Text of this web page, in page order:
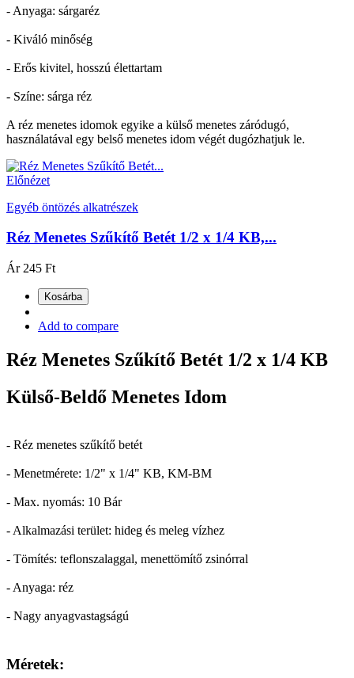
- Anyaga: sárgaréz
- Kiváló minőség
- Erős kivitel, hosszú élettartam
- Színe: sárga réz
A réz menetes idomok egyike a külső menetes záródugó,
használatával egy belső menetes idom végét dugózhatjuk le.
Előnézet
Egyéb öntözés alkatrészek
Réz Menetes Szűkítő Betét 1/2 x 1/4 KB,...
Ár 245 Ft
Kosárba
Add to compare
Réz Menetes Szűkítő Betét 1/2 x 1/4 KB
Külső-Beldő Menetes Idom
- Réz menetes szűkítő betét
- Menetmérete: 1/2" x 1/4" KB, KM-BM
- Max. nyomás: 10 Bár
- Alkalmazási terület: hideg és meleg vízhez
- Tömítés: teflonszalaggal, menettömítő zsinórral
- Anyaga: réz
- Nagy anyagvastagságú
Méretek: